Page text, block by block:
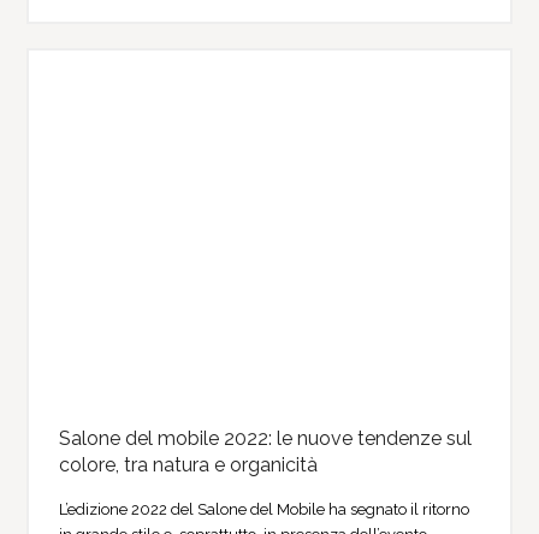
Salone del mobile 2022: le nuove tendenze sul
colore, tra natura e organicità
L’edizione 2022 del Salone del Mobile ha segnato il ritorno